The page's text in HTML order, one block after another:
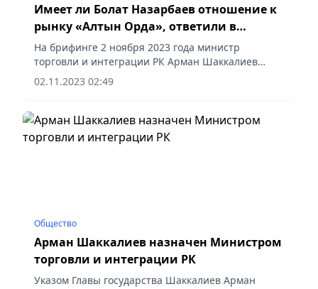
Имеет ли Болат Назарбаев отношение к
рынку «Алтын Орда», ответили в
Минторговли
На брифинге 2 ноября 2023 года министр
торговли и интеграции РК Арман Шаккалиев
рассказал, имеет ли Болат Назарбаев отношение
к рынку «Алтын Орда» в Алматы и проходил ли он
02.11.2023 02:49
Общество
Арман Шаккалиев назначен Министром
торговли и интеграции РК
Указом Главы государства Шаккалиев Арман